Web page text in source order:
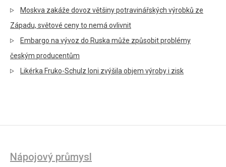
Moskva zakáže dovoz většiny potravinářských výrobků ze
Západu, světové ceny to nemá ovlivnit
Embargo na vývoz do Ruska může způsobit problémy
českým producentům
Likérka Fruko-Schulz loni zvýšila objem výroby i zisk
Nápojový průmysl